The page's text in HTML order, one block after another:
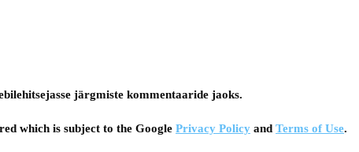
järgmiste kommentaaride jaoks.
which is subject to the Google Privacy Policy and Terms of Use.